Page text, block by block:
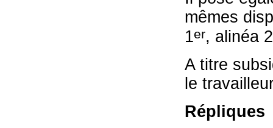
mêmes
1er, alinéa
A titre
le
Répliques